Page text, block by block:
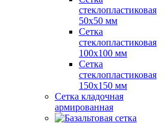
стеклопластиковая
50x50 мм
Сетка
стеклопластиковая
100x100 мм
Сетка
стеклопластиковая
150x150 мм
Сетка кладочная
армированная